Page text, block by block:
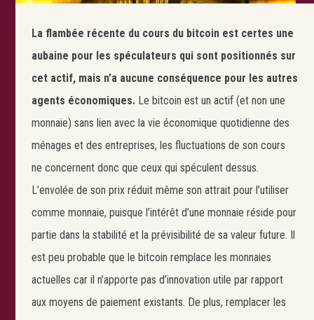
La flambée récente du cours du bitcoin est certes une
aubaine pour les spéculateurs qui sont positionnés sur
cet actif, mais n’a aucune conséquence pour les autres
agents économiques.Le bitcoin est un actif (et non une
monnaie) sans lien avec la vie économique quotidienne des
ménages et des entreprises, les fluctuations de son cours
ne concernent donc que ceux qui spéculent dessus.
L’envolée de son prix réduit même son attrait pour l’utiliser
comme monnaie, puisque l’intérêt d’une monnaie réside pour
partie dans la stabilité et la prévisibilité de sa valeur future. Il
est peu probable que le bitcoin remplace les monnaies
actuelles car il n’apporte pas d’innovation utile par rapport
aux moyens de paiement existants. De plus, remplacer les